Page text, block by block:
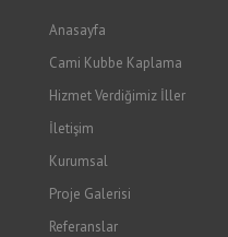
Anasayfa
Cami Kubbe Kaplama
Hizmet Verdiğimiz İller
İletişim
Kurumsal
Proje Galerisi
Referanslar